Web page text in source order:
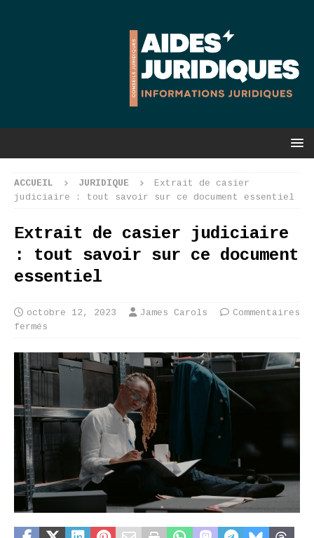
ACCUEIL JURIDIQUE
Extrait de casier
judiciaire : tout savoir sur ce document essentiel
Extrait de casier judiciaire
: tout savoir sur ce document
essentiel
octobre 12, 2023 James Carols
Commentaires
fermés